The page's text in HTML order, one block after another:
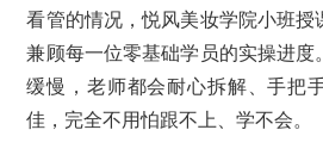
看管的情况，悦风美妆学院小班授
兼顾每一位零基础学员的实操进度
缓慢，老师都会耐心拆解、手把
佳，完全不用怕跟不上、学不会。